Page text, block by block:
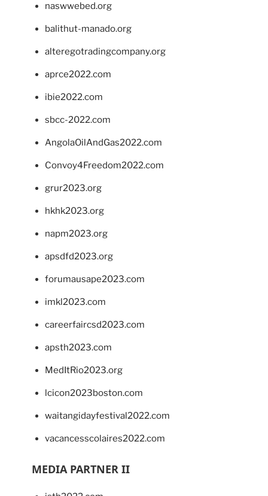
naswwebed.org
balithut-manado.org
alteregotradingcompany.org
aprce2022.com
ibie2022.com
sbcc-2022.com
AngolaOilAndGas2022.com
Convoy4Freedom2022.com
grur2023.org
hkhk2023.org
napm2023.org
apsdfd2023.org
forumausape2023.com
imkl2023.com
careerfaircsd2023.com
apsth2023.com
MedItRio2023.org
lcicon2023boston.com
waitangidayfestival2022.com
vacancesscolaires2022.com
MEDIA PARTNER II